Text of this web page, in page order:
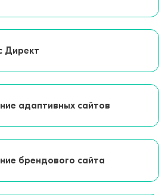
Директ
адаптивных сайтов
брендового сайта